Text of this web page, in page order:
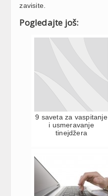
zavisite.
Pogledajte još:
9 saveta za vaspitanje
i usmeravanje
tinejdžera